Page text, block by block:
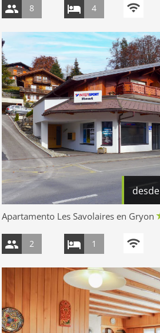
8 4
desde
Apartamento Les Savolaires en Gryon
2 1